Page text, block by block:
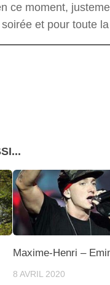
ce moment,
soirée et pour toute
Maxime-Henri –
8 AVRIL 2020